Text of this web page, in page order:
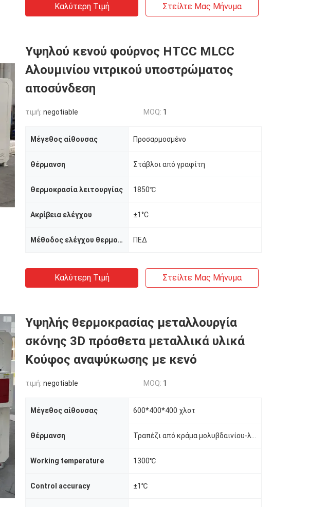
Καλύτερη Τιμή Στείλτε Μας Μήνυμα
Υψηλού κενού φούρνος HTCC MLCC
Αλουμινίου νιτρικού υποστρώματος
αποσύνδεση
τιμή: negotiable MOQ: 1
Μέγεθος αίθουσας Προσαρμοσμένο
Θέρμανση Στάβλοι από γραφίτη
Θερμοκρασία λειτουργίας 1850℃
Ακρίβεια ελέγχου ±1°C
Μέθοδος ελέγχου θερμοκρασίας ΠΕΔ
Καλύτερη Τιμή Στείλτε Μας Μήνυμα
Υψηλής θερμοκρασίας μεταλλουργία
σκόνης 3D πρόσθετα μεταλλικά υλικά
Κούφος αναψύκωσης με κενό
τιμή: negotiable MOQ: 1
Μέγεθος αίθουσας 600*400*400 χλστ
Θέρμανση
Working temperature 1300℃
Control accuracy ±1℃